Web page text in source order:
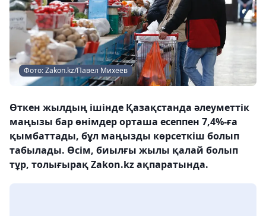
Фото: Zakon.kz/Павел Михеев
Өткен жылдың ішінде Қазақстанда әлеуметтік
маңызы бар өнімдер орташа есеппен 7,4%-ға
қымбаттады, бұл маңызды көрсеткіш болып
табылады. Өсім, биылғы жылы қалай болып
тұр, толығырақ Zakon.kz ақпаратында.